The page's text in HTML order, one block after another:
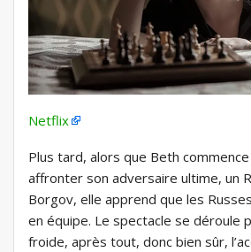
Netflix
Plus tard, alors que Beth
affronter son adversaire ultime, un
Borgov, elle apprend que les
en équipe. Le spectacle se déroule
froide, après tout, donc bien sûr,